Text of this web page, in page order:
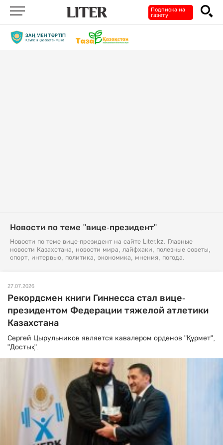
Подписка на
газету
Новости по теме "вице-президент"
Новости по теме вице-президент на сайте Liter.kz. Главные
новости Казахстана, новости мира, лайфхаки, полезные советы,
спорт, интервью, политика, экономика, мнения, погода.
27.07.2026
Рекордсмен книги Гиннесса стал вице-
президентом Федерации тяжелой атлетики
Казахстана
Сергей Цырульников является кавалером орденов "Құрмет",
"Достық".